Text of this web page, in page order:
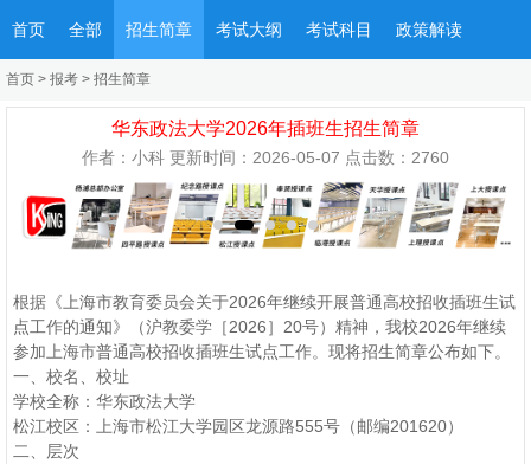
首页 全部 招生简章 考试大纲 考试科目 政策解读
首页 > 报考 > 招生简章
华东政法大学2026年插班生招生简章
作者：小科 更新时间：2026-05-07 点击数： 2760
根据《上海市教育委员会关于2026年继续开展普通高校招收插班生试
点工作的通知》（沪教委学［2026］20号）精神，我校2026年继续
参加上海市普通高校招收插班生试点工作。现将招生简章公布如下。
一、校名、校址
学校全称：华东政法大学
松江校区：上海市松江大学园区龙源路555号（邮编201620）
二、层次